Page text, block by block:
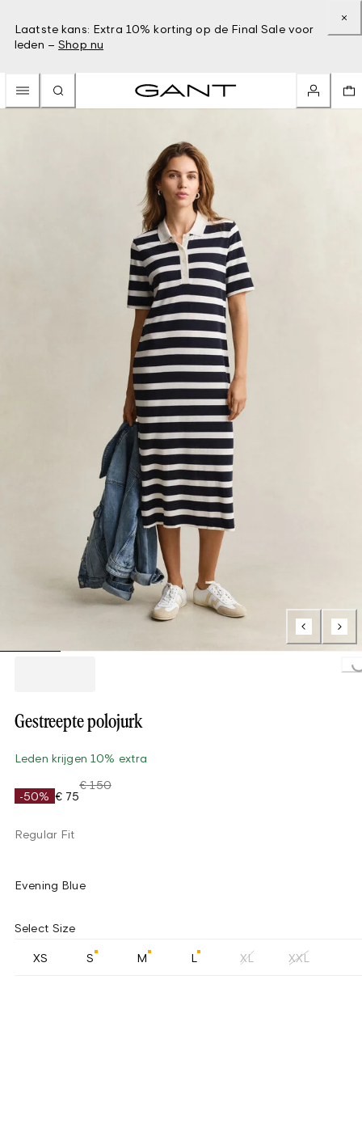
Laatste kans: Extra 10% korting op de Final Sale voor
leden – Shop nu
Gestreepte polojurk
Leden krijgen 10% extra
-50% € 75
€ 150
Regular Fit
Evening Blue
Select Size
XS S M L XL XXL